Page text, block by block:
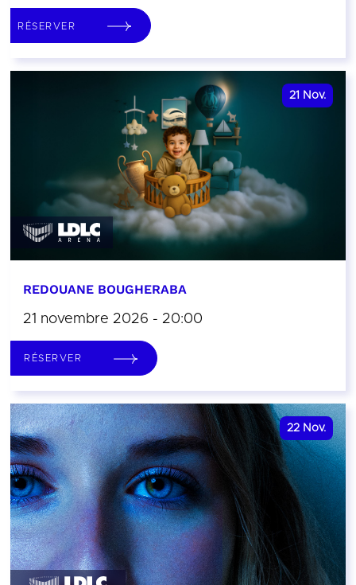
RÉSERVER
21 Nov.
REDOUANE BOUGHERABA
21 novembre 2026 - 20:00
RÉSERVER
22 Nov.